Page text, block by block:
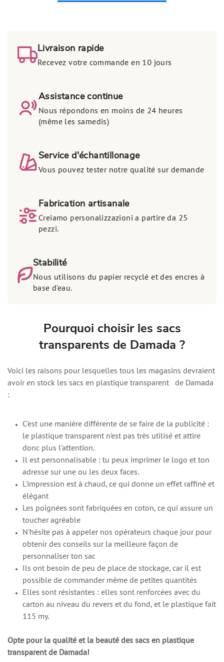
Livraison rapide
Recevez votre commande en 10 jours
Assistance continue
Nous répondons en moins de 24 heures
(même les samedis)
Service d'échantillonage
Vous pouvez tester notre qualité sur demande
Fabrication artisanale
Creiamo personalizzazioni a partire da 25
pezzi.
Stabilité
Nous utilisons du papier recyclé et des encres à
base d'eau.
Pourquoi choisir les sacs
transparents de Damada ?
Voici les raisons pour lesquelles tous les magasins devraient
avoir en stock les sacs en plastique transparent de Damada
:
C'est une manière différente de se faire de la publicité :
le plastique transparent n'est pas très utilisé et attire
donc plus l'attention.
Il est personnalisable : tu peux imprimer le logo et ton
adresse sur une ou les deux faces.
L'impression est à chaud, ce qui donne un effet raffiné et
élégant
Les poignées sont fabriquées en coton, ce qui assure un
toucher agréable
N'hésite pas à appeler nos opérateurs chaque jour pour
obtenir des conseils sur la meilleure façon de
personnaliser ton sac
Ils ont besoin de peu de place de stockage, car il est
possible de commander même de petites quantités
Elles sont résistantes : elles sont renforcées avec du
carton au niveau du revers et du fond, et le plastique fait
115 my.
Opte pour la qualité et la beauté des sacs en plastique
transparent de Damada!